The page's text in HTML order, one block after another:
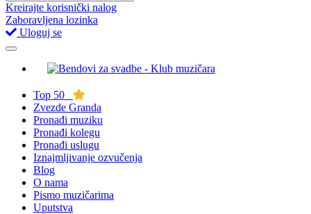
Kreirajte korisnički nalog
Zaboravljena lozinka
Uloguj se
Top 50
Zvezde Granda
Pronađi muziku
Pronađi kolegu
Pronađi uslugu
Iznajmljivanje ozvučenja
Blog
O nama
Pismo muzičarima
Uputstva